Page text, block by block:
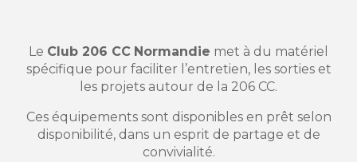
Le Club 206 CC Normandie met à du matériel
spécifique pour faciliter l’entretien, les sorties et
les projets autour de la 206 CC.
Ces équipements sont disponibles en prêt selon
disponibilité, dans un esprit de partage et de
convivialité.